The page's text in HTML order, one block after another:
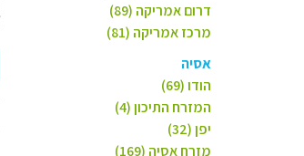
דרום אמריקה (89)
מרכז אמריקה (81)
אסיה
הודו (69)
המזרח התיכון (4)
יפן (32)
מזרח אסיה (169)